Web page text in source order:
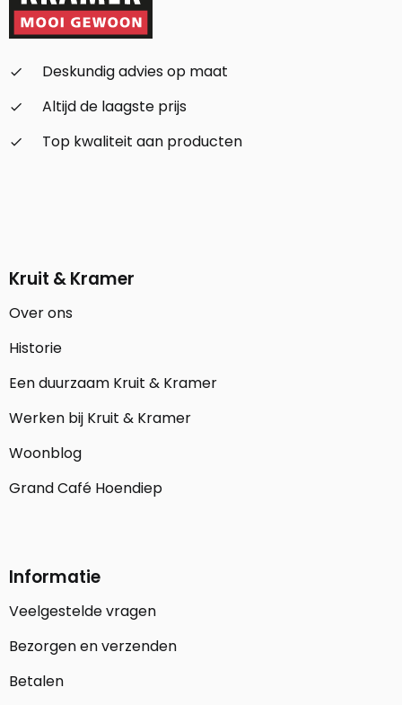
check_small
Deskundig advies op maat
check_small
Altijd de laagste prijs
check_small
Top kwaliteit aan producten
Kruit & Kramer
Over ons
Historie
Een duurzaam Kruit & Kramer
Werken bij Kruit & Kramer
Woonblog
Grand Café Hoendiep
Informatie
Veelgestelde vragen
Bezorgen en verzenden
Betalen